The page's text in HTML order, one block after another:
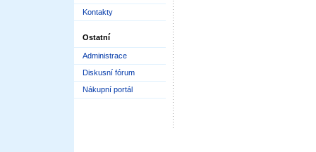
Kontakty
Ostatní
Administrace
Diskusní fórum
Nákupní portál